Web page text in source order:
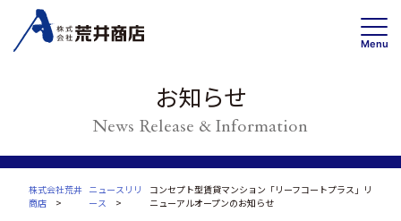
Menu
投資・開発 /不動産ソリューション事業
お知らせ
News Release & Information
株式会社荒井
商店
ニュースリリ
ース
コンセプト型賃貸マンション「リーフコートプラス」リ
ニューアルオープンのお知らせ